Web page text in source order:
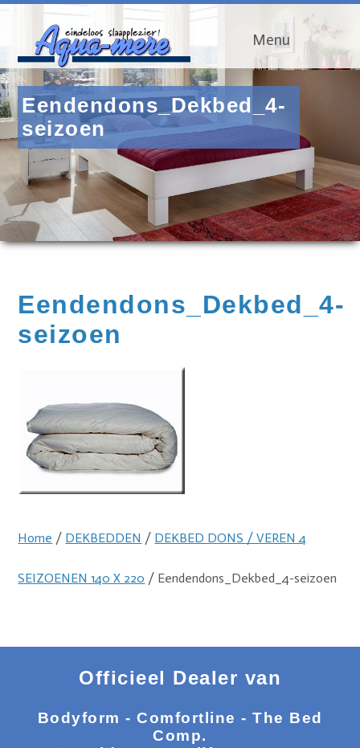
Menu
Eendendons_Dekbed_4-
seizoen
Eendendons_Dekbed_4-
seizoen
Home / DEKBEDDEN / DEKBED DONS / VEREN 4
SEIZOENEN 140 X 220 / Eendendons_Dekbed_4-seizoen
Officieel Dealer van
Bodyform - Comfortline - The Bed
Comp.